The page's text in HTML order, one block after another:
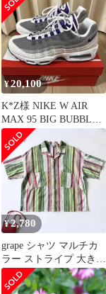
¥20,100
K*Z様 NIKE W AIR
MAX 95 BIG BUBBLE
グレープグラデ
¥2,780
grape シャツ マルチカ
ラー ストライプ 大きい
LL 半袖 綿100 春夏